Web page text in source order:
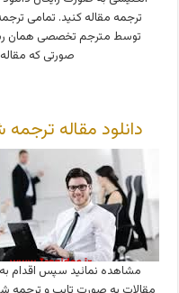
ترجمه مقاله کنید. تمامی
توسط مترجم تخصصی همان
صورتی که
دانلود مقاله
مشاهده نمائید سپس اقدام